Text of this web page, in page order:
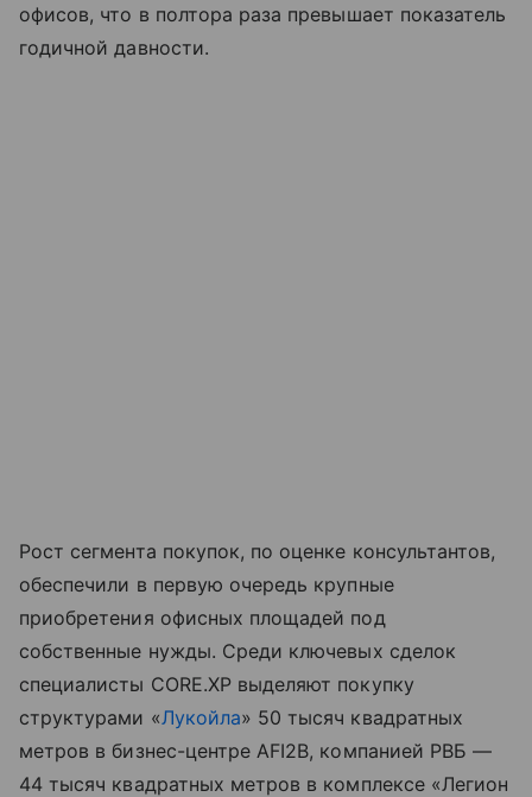
офисов, что в полтора раза превышает показатель
годичной давности.
Рост сегмента покупок, по оценке консультантов,
обеспечили в первую очередь крупные
приобретения офисных площадей под
собственные нужды. Среди ключевых сделок
специалисты CORE.XP выделяют покупку
структурами «Лукойла» 50 тысяч квадратных
метров в бизнес-центре AFI2B, компанией РВБ —
44 тысяч квадратных метров в комплексе «Легион